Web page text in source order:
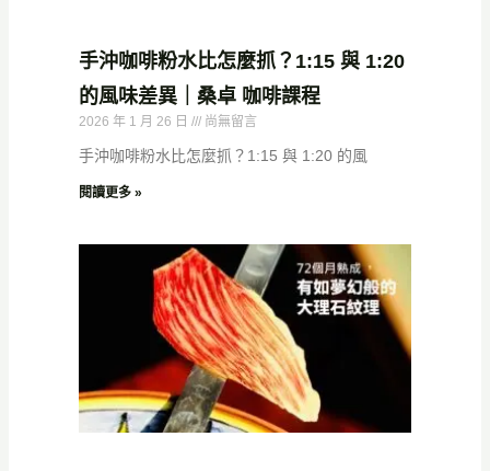
手沖咖啡粉水比怎麼抓？1:15 與 1:20
的風味差異｜桑卓 咖啡課程
2026 年 1 月 26 日 尚無留言
手沖咖啡粉水比怎麼抓？1:15 與 1:20 的風
閱讀更多 »